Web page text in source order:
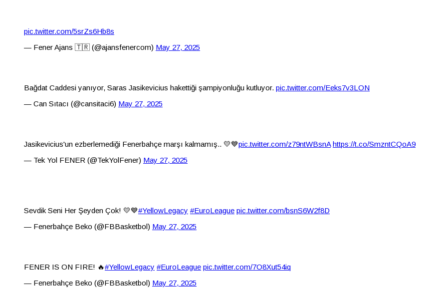
pic.twitter.com/5srZs6Hb8s
— Fener Ajans 🇹🇷 (@ajansfenercom) May 27, 2025
Bağdat Caddesi yanıyor, Saras Jasikevicius hakettiği şampiyonluğu kutluyor. pic.twitter.com/Eeks7v3LON
— Can Sıtacı (@cansitaci6) May 27, 2025
Jasikevicius'un ezberlemediği Fenerbahçe marşı kalmamış.. 💛💙pic.twitter.com/z79ntWBsnA https://t.co/SmzntCQoA9
— Tek Yol FENER (@TekYolFener) May 27, 2025
Sevdik Seni Her Şeyden Çok! 💛💙#YellowLegacy #EuroLeague pic.twitter.com/bsnS6W2f8D
— Fenerbahçe Beko (@FBBasketbol) May 27, 2025
FENER IS ON FIRE! 🔥#YellowLegacy #EuroLeague pic.twitter.com/7O8Xut54iq
— Fenerbahçe Beko (@FBBasketbol) May 27, 2025